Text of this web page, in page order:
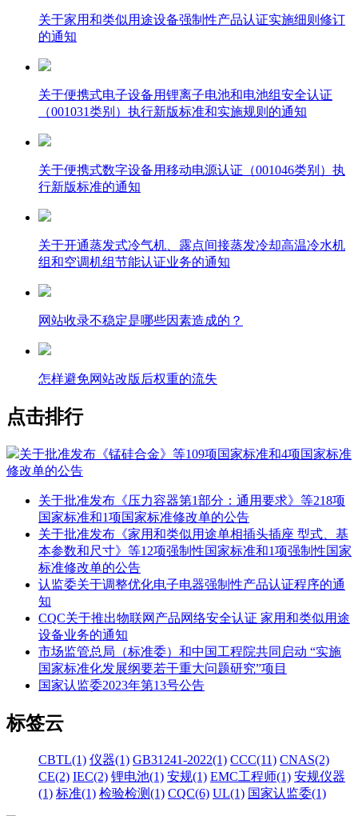
关于家用和类似用途设备强制性产品认证实施细则修订
的通知
关于便携式电子设备用锂离子电池和电池组安全认证
（001031类别）执行新版标准和实施规则的通知
关于便携式数字设备用移动电源认证（001046类别）执
行新版标准的通知
关于开通蒸发式冷气机、露点间接蒸发冷却高温冷水机
组和空调机组节能认证业务的通知
网站收录不稳定是哪些因素造成的？
怎样避免网站改版后权重的流失
点击排行
关于批准发布《锰硅合金》等109项国家标准和4项国家标准
修改单的公告
关于批准发布《压力容器第1部分：通用要求》等218项
国家标准和1项国家标准修改单的公告
关于批准发布《家用和类似用途单相插头插座 型式、基
本参数和尺寸》等12项强制性国家标准和1项强制性国家
标准修改单的公告
认监委关于调整优化电子电器强制性产品认证程序的通
知
CQC关于推出物联网产品网络安全认证 家用和类似用途
设备业务的通知
市场监管总局（标准委）和中国工程院共同启动 “实施
国家标准化发展纲要若干重大问题研究”项目
国家认监委2023年第13号公告
标签云
CBTL(1) 仪器(1) GB31241-2022(1) CCC(11) CNAS(2)
CE(2) IEC(2) 锂电池(1) 安规(1) EMC工程师(1) 安规仪器
(1) 标准(1) 检验检测(1) CQC(6) UL(1) 国家认监委(1)